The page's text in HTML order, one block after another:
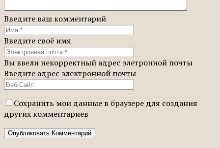
Введите ваш комментарий
Введите своё имя
Вы ввели некорректный адрес элетронной почты
Введите адрес электронной почты
Сохранить мои данные в браузере для создания
других комментариев